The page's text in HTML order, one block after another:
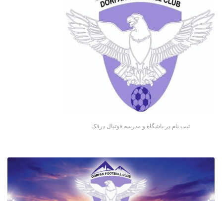
ثبت نام در باشگاه و مدرسه فوتبال درفک